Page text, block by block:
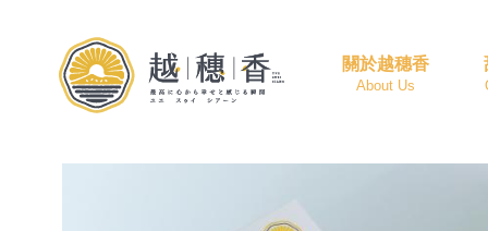
關於越穗香
About Us